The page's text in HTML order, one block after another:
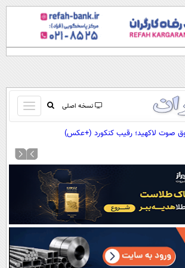
نسخه اصلی
باز
و
کردن
صفحه اول
آرشیو
نظرسنجی
آب و هوا
اوقات شرعی
سواد زندگی
صوت لاکهید؛ رقیب کنکورد (+عکس)